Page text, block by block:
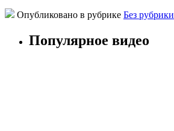
Опубликовано в рубрике Без рубрики
Популярное видео